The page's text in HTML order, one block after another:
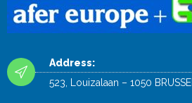
Address:
523, Louizalaan – 1050 BRUSSEL